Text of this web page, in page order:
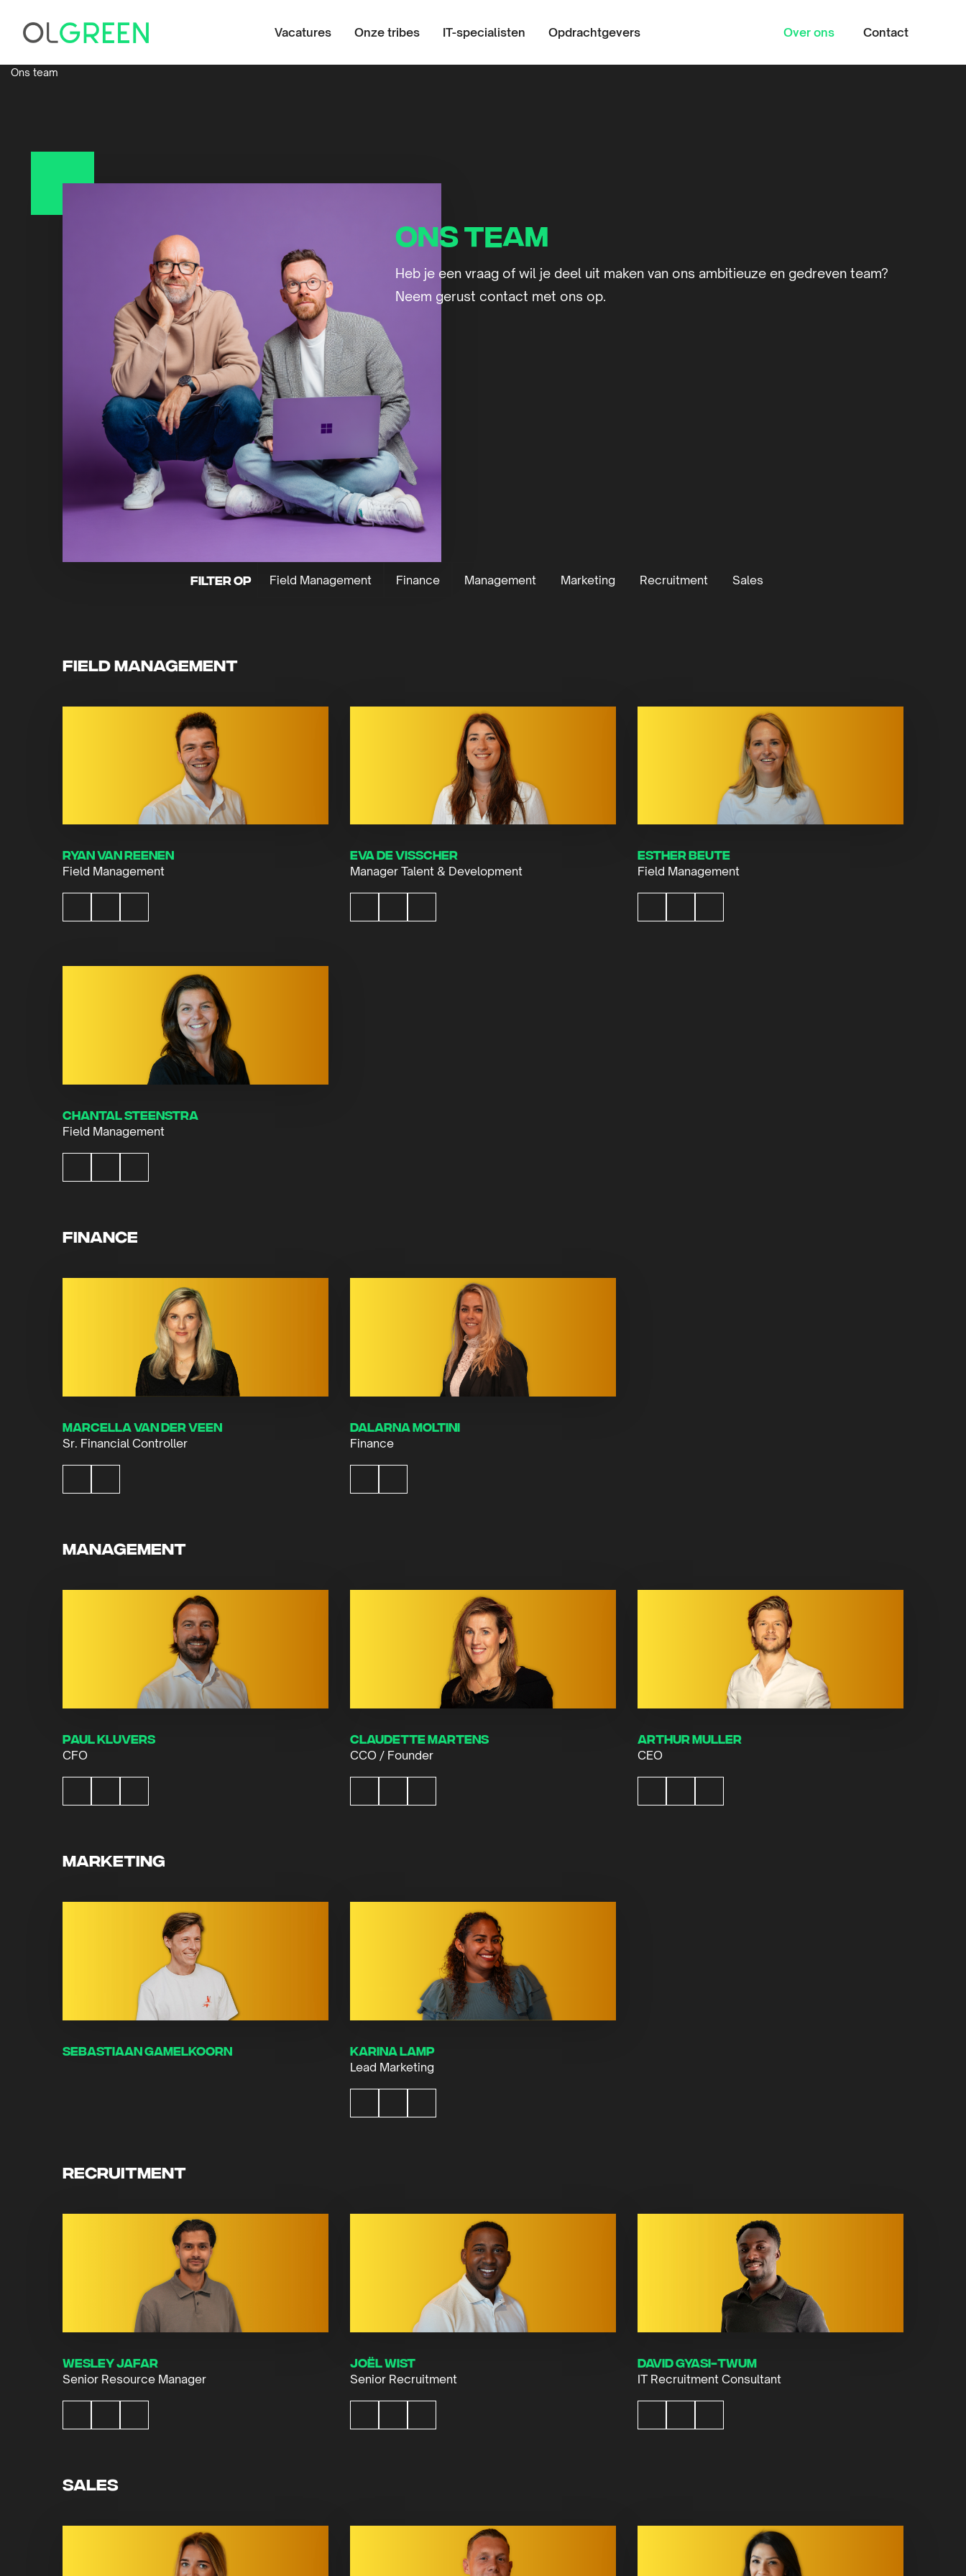
Vacatures Onze tribes IT-specialisten Opdrachtgevers Over ons Contact
Ons team
Ons team
Heb je een vraag of wil je deel uit maken van ons ambitieuze en gedreven team?
Neem gerust contact met ons op.
Filter op Field Management Finance Management Marketing Recruitment Sales
Field Management
Ryan van Reenen
Field Management
Eva de Visscher
Manager Talent & Development
Esther Beute
Field Management
Chantal Steenstra
Field Management
Finance
Marcella van der Veen
Sr. Financial Controller
Dalarna Moltini
Finance
Management
Paul Kluvers
CFO
Claudette Martens
CCO / Founder
Arthur Muller
CEO
Marketing
Sebastiaan Gamelkoorn Karina Lamp
Lead Marketing
Recruitment
Wesley Jafar
Senior Resource Manager
Joël Wist
Senior Recruitment
David Gyasi-Twum
IT Recruitment Consultant
Sales